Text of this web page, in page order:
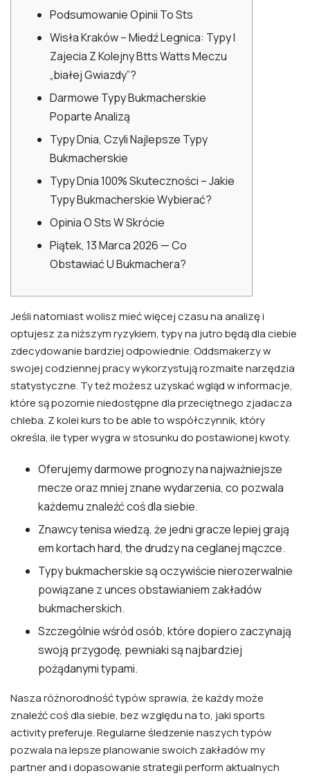
Podsumowanie Opinii To Sts
Wisła Kraków – Miedź Legnica: Typy I
Zajecia Z Kolejny Btts Watts Meczu
„białej Gwiazdy”?
Darmowe Typy Bukmacherskie
Poparte Analizą
Typy Dnia, Czyli Najlepsze Typy
Bukmacherskie
Typy Dnia 100% Skuteczności – Jakie
Typy Bukmacherskie Wybierać?
Opinia O Sts W Skrócie
Piątek, 13 Marca 2026 — Co
Obstawiać U Bukmachera?
Jeśli natomiast wolisz mieć więcej czasu na analizę i
optujesz za niższym ryzykiem, typy na jutro będą dla ciebie
zdecydowanie bardziej odpowiednie. Oddsmakerzy w
swojej codziennej pracy wykorzystują rozmaite narzędzia
statystyczne. Ty też możesz uzyskać wgląd w informacje,
które są pozornie niedostępne dla przeciętnego zjadacza
chleba. Z kolei kurs to be able to współczynnik, który
określa, ile typer wygra w stosunku do postawionej kwoty.
Oferujemy darmowe prognozy na najważniejsze
mecze oraz mniej znane wydarzenia, co pozwala
każdemu znaleźć coś dla siebie.
Znawcy tenisa wiedzą, że jedni gracze lepiej grają
em kortach hard, the drudzy na ceglanej mączce.
Typy bukmacherskie są oczywiście nierozerwalnie
powiązane z unces obstawianiem zakładów
bukmacherskich.
Szczególnie wśród osób, które dopiero zaczynają
swoją przygodę, pewniaki są najbardziej
pożądanymi typami.
Nasza różnorodność typów sprawia, że każdy może
znaleźć coś dla siebie, bez względu na to, jaki sports
activity preferuje. Regularne śledzenie naszych typów
pozwala na lepsze planowanie swoich zakładów my
partner and i dopasowanie strategii perform aktualnych